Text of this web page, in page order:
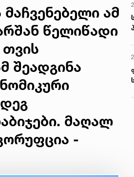
ამ
წელიწადი
შეადგინა
მაღალ
-